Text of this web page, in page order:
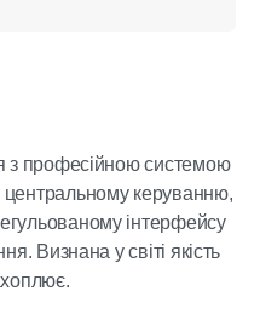
з професійною системою
керуванню,
інтерфейсу
Визнана у світі якість